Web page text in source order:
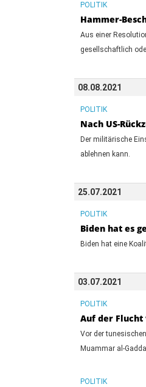
POLITIK
Hammer-
Aus einer
gesellschaftlich
08.08.2021
POLITIK
Nach US-
Der militärische
ablehnen kann.
25.07.2021
POLITIK
Biden hat es
Biden hat eine
03.07.2021
POLITIK
Auf der Flucht
Vor der
Muammar al-
POLITIK